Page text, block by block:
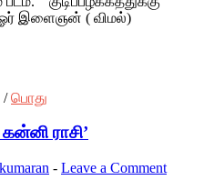
ஓர் இளைஞன் ( விமல்)
/பொது
கன்னி ராசி’
- Leave a Comment